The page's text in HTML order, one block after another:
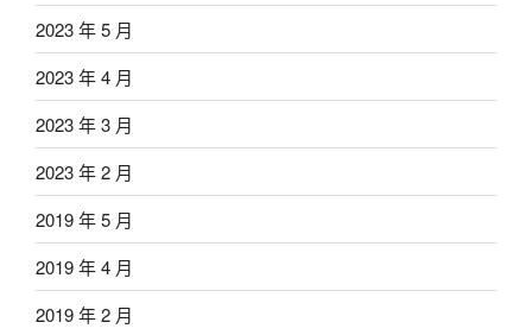
2023 年 5 月
2023 年 4 月
2023 年 3 月
2023 年 2 月
2019 年 5 月
2019 年 4 月
2019 年 2 月